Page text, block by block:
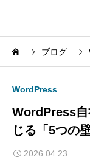
ブログ
WordPress
WordPress自
じる「5つの
2026.04.23